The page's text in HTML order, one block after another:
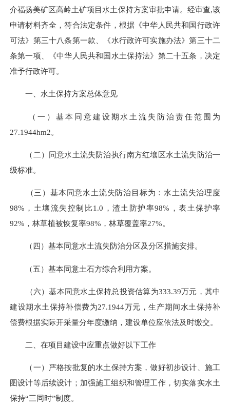
介福扬美矿区高岭土矿项目水土保持方案审批申请。经审查,该
申请材料齐全，符合法定条件，根据《中华人民共和国行政许
可法》第三十八条第一款、《水行政许可实施办法》第三十二
条第一项、《中华人民共和国水土保持法》第二十五条，决定
准予行政许可。
一、水土保持方案总体意见
（一）基本同意建设期水土流失防治责任范围为
27.1944hm2。
（二）同意水土流失防治执行南方红壤区水土流失防治一
级标准。
（三）基本同意水土流失防治目标为：水土流失治理度
98%，土壤流失控制比1.0，渣土防护率98%，表土保护率
92%，林草植被恢复率98%，林草覆盖率27%。
（四）基本同意水土流失防治分区及分区措施安排。
（五）基本同意土石方综合利用方案。
（六）基本同意水土保持总投资估算为333.39万元，其中
建设期水土保持补偿费为27.1944万元，生产期间水土保持补
偿费根据实际开采量分年度缴纳，建设单位应依法及时缴交。
二、在项目建设中应重点做好以下工作
（一）严格按批复的水土保持方案，做好初步设计、施工
图设计等后续设计；加强施工组织和管理工作，切实落实水土
保持“三同时”制度。